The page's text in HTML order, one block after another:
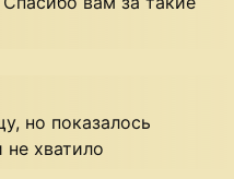
но показалось
не хватило